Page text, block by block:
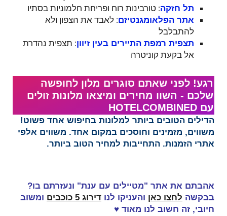
תל חזקה: טורבינות רוח ופריחת חלמוניות בסתיו
אתר הפלאומגנטיזם: לאבד את הצפון ולא
להתבלבל
תצפית רמפת התיירים בעין זיוון: תצפית נהדרת
אל בקעת קוניטרה
רגע! לפני שאתם סוגרים מלון לחופשה
שלכם - השוו מחירים ומיצאו מלונות זולים
עם HOTELCOMBINED‏​
הדילים הטובים ביותר למלונות בחיפוש אחד פשוט!
משווים, מזמינים וחוסכים במקום אחד. משווים אלפי
אתרי הזמנות. התחייבות למחיר הטוב ביותר.
אהבתם את אתר "מטיילים עם ענת" ונעזרתם בו?
בבקשה לחצו כאן והעניקו לנו דירוג 5 כוכבים
ומשוב
חיובי, זה חשוב לנו מאוד ♥